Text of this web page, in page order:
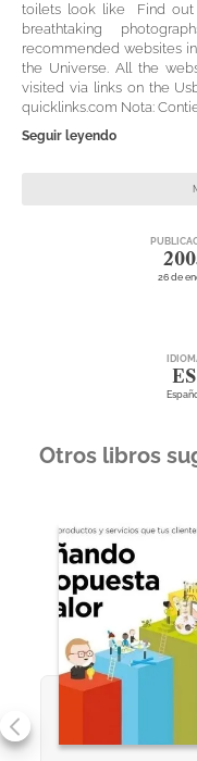
toilets look like Find out
breathtaking
recommended websites
the Universe. All the
visited via links on the
quicklinks.com Nota:
Seguir leyendo
26 de
ES
Otros libros